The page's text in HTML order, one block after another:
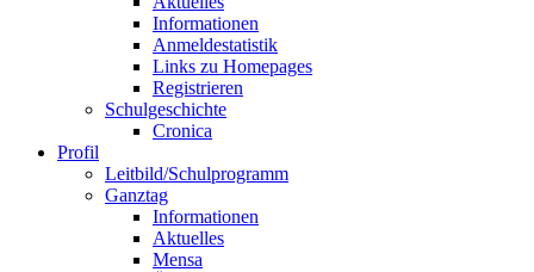
Informationen
Anmeldestatistik
Links zu Homepages
Registrieren
Schulgeschichte
Cronica
Profil
Leitbild/Schulprogramm
Ganztag
Informationen
Aktuelles
Mensa